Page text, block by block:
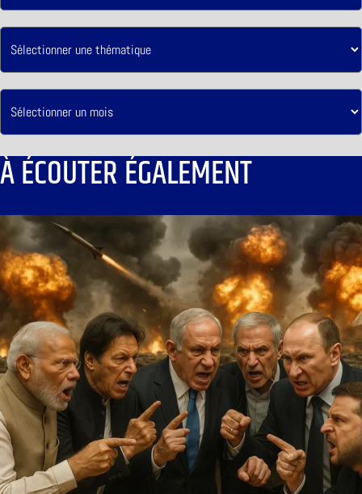
À ÉCOUTER ÉGALEMENT